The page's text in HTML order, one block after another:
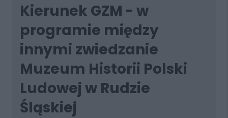
Kierunek GZM - w
programie między
innymi zwiedzanie
Muzeum Historii Polski
Ludowej w Rudzie
Śląskiej